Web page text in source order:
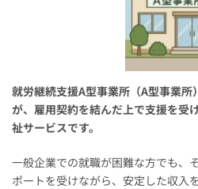
就労継続支援A型事業所（A型事業
が、雇用契約を結んだ上で支援を受
祉サービスです。
一般企業での就職が困難な方でも、
ポートを受けながら、安定した収入